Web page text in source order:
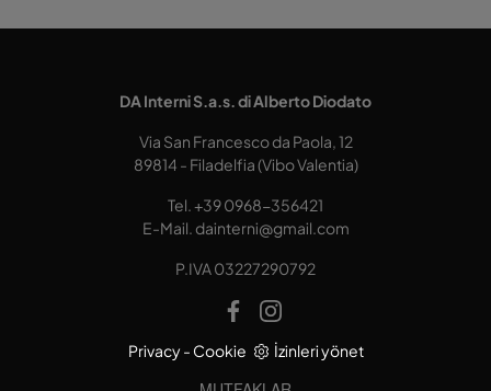
DA Interni S.a.s. di Alberto Diodato
Via San Francesco da Paola, 12
89814 - Filadelfia (Vibo Valentia)
Tel. +39 0968-356421
E-Mail. dainterni@gmail.com
P.IVA 03227290792
Privacy- Cookie İzinleri yönet